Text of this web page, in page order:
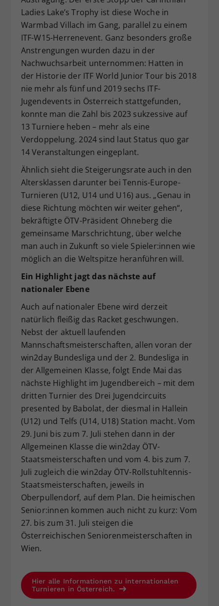
Ladies Lake’s Trophy ist diese Woche in
Warmbad Villach im Gang, parallel zu einem
ITF-W15-Herrenevent. Ganz besonders große
Anstrengungen wurden dazu in der
Nachwuchsarbeit unternommen: Hatten in
der Historie der ITF World Junior Tour bis 2018
nie mehr als fünf und 2019 sechs ITF-
Jugendevents in Österreich stattgefunden,
konnte man die Zahl bis 2023 sukzessive auf
13 Turniere heben – mehr als eine
Verdoppelung. 2024 sind laut Status quo gar
14 Veranstaltungen eingeplant.
Ähnlich sieht die Steigerungsrate auch in den
Altersklassen darunter bei Tennis-Europe-
Turnieren (U12, U14 und U16) aus. „Genau in
diese Richtung möchten wir weiter gehen“,
bekräftigte ÖTV-Präsident Ohneberg die
gemeinsame Marschrichtung, über welche
man auch in Zukunft so viele Spieler:innen wie
möglich an die Weltspitze heranführen will.
Ein Highlight jagt das nächste auf
nationaler Ebene
Auch auf nationaler Ebene wird derzeit
natürlich fleißig das Racket geschwungen.
Nebst der aktuell laufenden
Mannschaftsmeisterschaften, allen voran der
win2day Bundesliga und der 2. Bundesliga in
der Allgemeinen Klasse, folgt Ende Mai das
nächste Highlight im Jugendbereich – mit dem
dritten Turnier des Drei Jugendcircuits
presented by Babolat, der diesmal in Hallein
(U12) und Telfs (U14, U18) Station macht. Vom
29. Juni bis zum 7. Juli stehen dann in der
Allgemeinen Klasse die win2day ÖTV-
Staatsmeisterschaften und vom 4. bis zum 7.
Juli zugleich die win2day ÖTV-Rollstuhltennis-
Staatsmeisterschaften, jeweils in
Oberpullendorf, auf dem Plan. Die heimischen
Senior:innen kommen auch nicht zu kurz: Vom
27. bis zum 31. Juli steigen die
Österreichischen Seniorenmeisterschaften in
Wien.
Hier alle Informationen zu internationalen
Turnieren in Österreich.